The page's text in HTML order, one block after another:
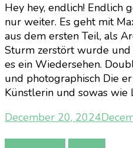
Hey hey, endlich! Endlich
nur weiter. Es geht mit
aus dem ersten Teil, als
Sturm zerstört wurde
es ein Wiedersehen.
und photographisch Die
Künstlerin und sowas wie
December 20, 2024